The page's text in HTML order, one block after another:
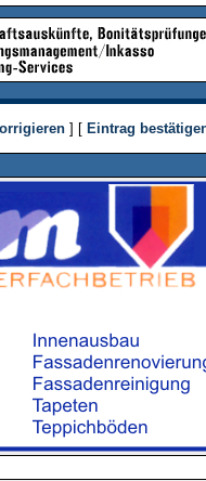
] [ Eintrag